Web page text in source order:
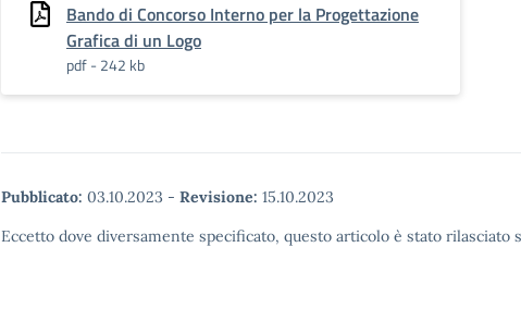
Bando di Concorso Interno per la Progettazione
Grafica di un Logo
pdf - 242 kb
Pubblicato: 03.10.2023 - Revisione: 15.10.2023
Eccetto dove diversamente specificato, questo articolo è stato